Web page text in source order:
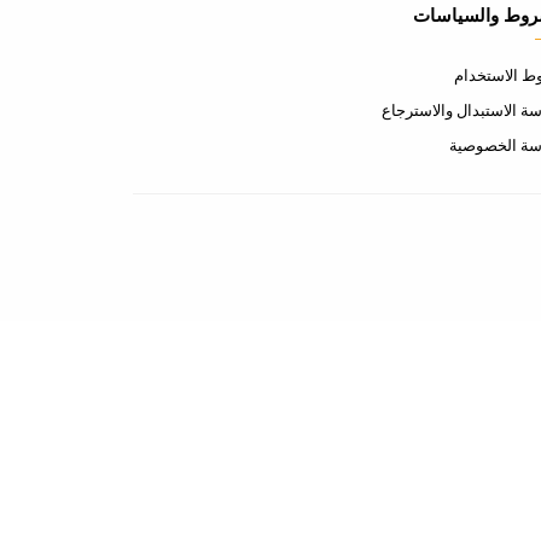
والسياسات
الاستخدام
الاستبدال والاسترجاع
الخصوصية